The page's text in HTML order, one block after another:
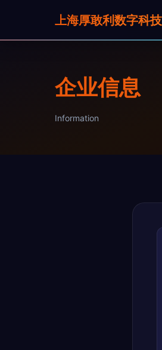
企业信息
Information